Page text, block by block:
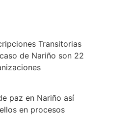
Transitorias
de Nariño son 22
paz en Nariño así
en procesos